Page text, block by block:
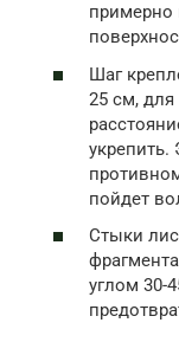
Шаг
25 см,
укрепить.
пойдет
Стыки
углом 30-